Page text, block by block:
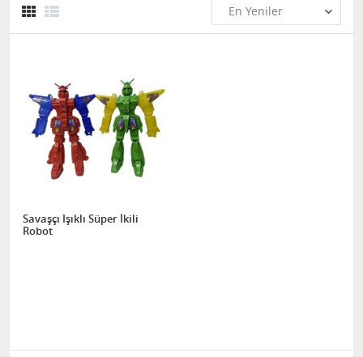
Savaşçı Işıklı Süper İkili
Robot